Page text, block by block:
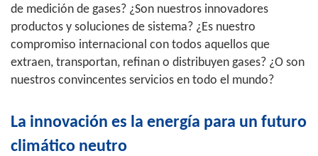
de medición de gases? ¿Son nuestros innovadores
productos y soluciones de sistema? ¿Es nuestro
compromiso internacional con todos aquellos que
extraen, transportan, refinan o distribuyen gases? ¿O son
nuestros convincentes servicios en todo el mundo?
La innovación es la energía para un futuro
climático neutro